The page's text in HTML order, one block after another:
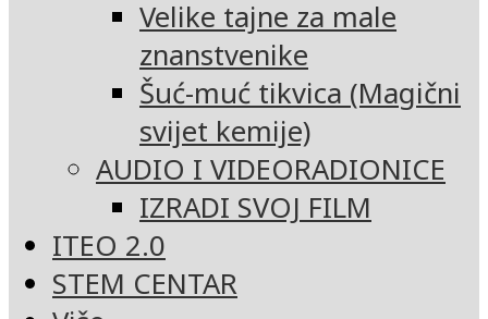
Velike tajne za male
znanstvenike
Šuć-muć tikvica (Magični
svijet kemije)
AUDIO I VIDEORADIONICE
IZRADI SVOJ FILM
ITEO 2.0
STEM CENTAR